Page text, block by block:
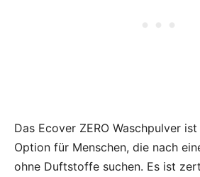
Das Ecover ZERO Waschpulver
Option für Menschen, die nach
ohne Duftstoffe suchen. Es ist